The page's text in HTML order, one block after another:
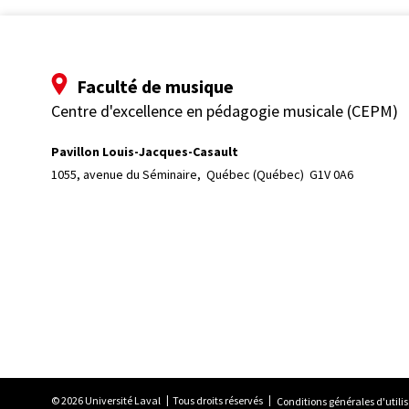
Faculté de musique
Centre d'excellence en pédagogie musicale (CEPM)
Pavillon Louis-Jacques-Casault
1055, avenue du Séminaire, Québec (Québec)  G1V 0A6
© 2026 Université Laval Tous droits réservés Conditions générales